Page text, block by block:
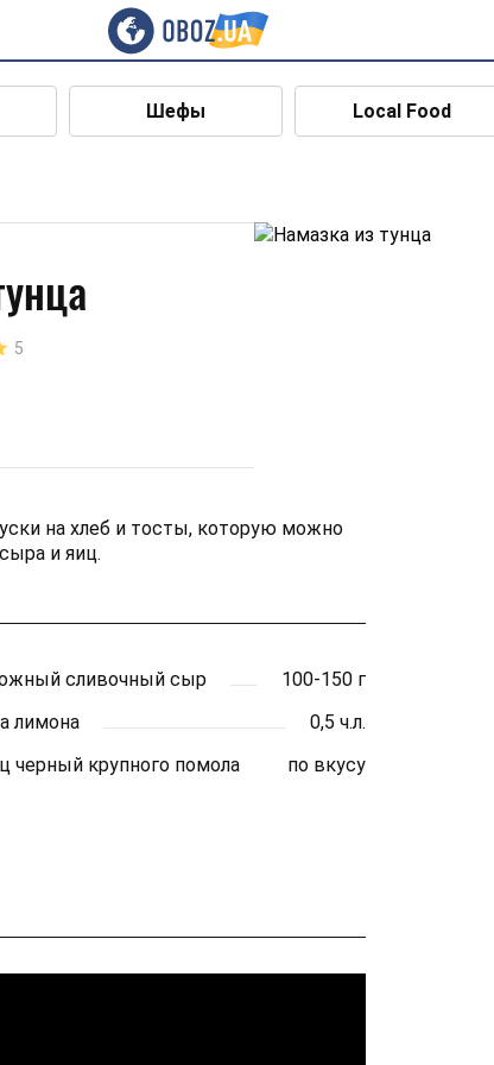
Шефы Local Food
5
на хлеб и тосты, которую можно
и яиц.
сливочный сыр
100-150 г
лимона
0,5 ч.л.
черный крупного помола
по вкусу